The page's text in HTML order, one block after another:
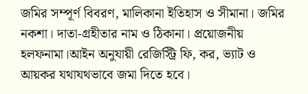
জমির সম্পূর্ণ বিবরণ, মালিকানা ইতিহাস ও সীমানা। জমির
নকশা। দাতা-গ্রহীতার নাম ও ঠিকানা। প্রয়োজনীয়
হলফনামা।আইন অনুযায়ী রেজিস্ট্রি ফি, কর, ভ্যাট ও
আয়কর যথাযথভাবে জমা দিতে হবে।